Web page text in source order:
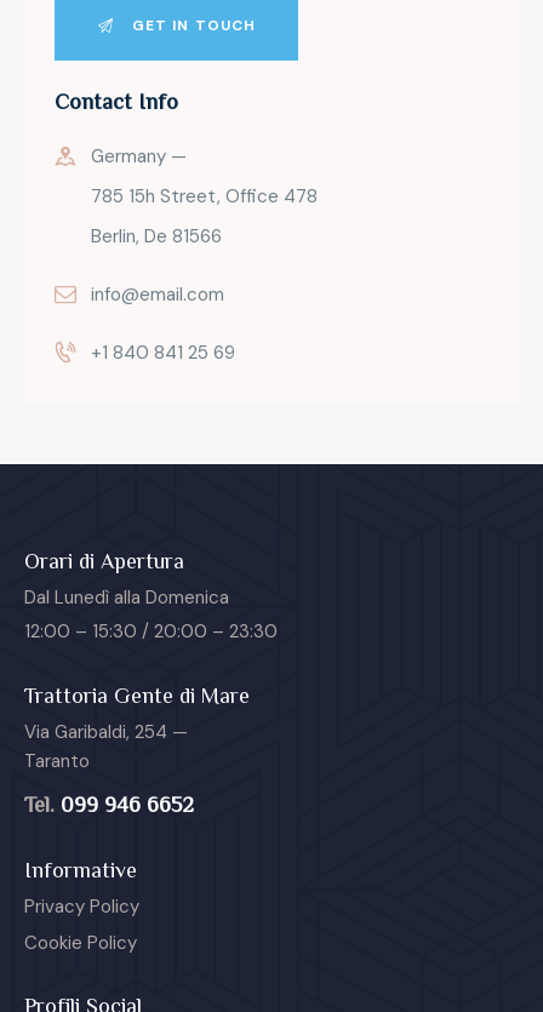
Contact Info
Germany —
785 15h Street, Office 478
Berlin, De 81566
info@email.com
+1 840 841 25 69
Orari di Apertura
Dal Lunedì alla Domenica
12:00 – 15:30 / 20:00 – 23:30
Trattoria Gente di Mare
Via Garibaldi, 254 —
Taranto
Tel. 099 946 6652
Informative
Privacy Policy
Cookie Policy
Profili Social